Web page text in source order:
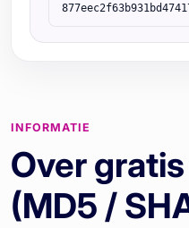
INFORMATIE
Over
(MD5 /